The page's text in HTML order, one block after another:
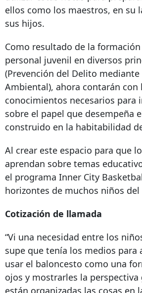
ellos como los maestros, en su
sus hijos.
Como resultado de la
personal juvenil en diversos
(Prevención del Delito mediante
Ambiental), ahora contarán con
conocimientos necesarios para
sobre el papel que desempeña
construido en la habitabilidad
Al crear este espacio para que
aprendan sobre temas
el programa Inner City
horizontes de muchos niños del
Cotización de llamada
“Vi una necesidad entre los
supe que tenía los medios para
usar el baloncesto como una
ojos y mostrarles la perspectiva